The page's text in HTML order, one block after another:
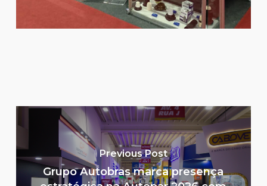
Previous Post
Grupo Autobras marca presença